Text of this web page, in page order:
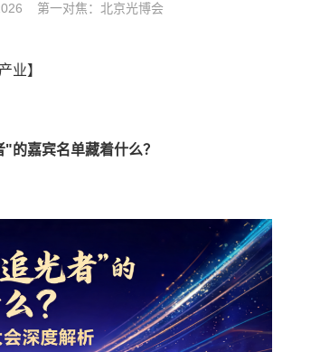
第一对焦： 北京光博会
业】
的嘉宾名单藏着什么？